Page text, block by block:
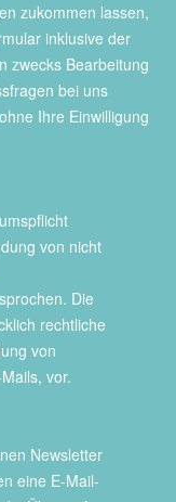
zukommen lassen,
inklusive der
zwecks Bearbeitung
bei uns
Ihre Einwilligung
von nicht
Die
rechtliche
von
vor.
Newsletter
eine E-Mail-